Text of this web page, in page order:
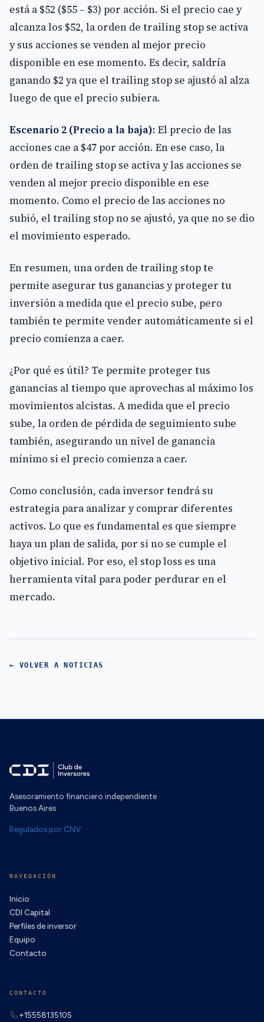
está a $52 ($55 – $3) por acción. Si el precio cae y
alcanza los $52, la orden de trailing stop se activa
y sus acciones se venden al mejor precio
disponible en ese momento. Es decir, saldría
ganando $2 ya que el trailing stop se ajustó al alza
luego de que el precio subiera.
Escenario 2 (Precio a la baja): El precio de las
acciones cae a $47 por acción. En ese caso, la
orden de trailing stop se activa y las acciones se
venden al mejor precio disponible en ese
momento. Como el precio de las acciones no
subió, el trailing stop no se ajustó, ya que no se dio
el movimiento esperado.
En resumen, una orden de trailing stop te
permite asegurar tus ganancias y proteger tu
inversión a medida que el precio sube, pero
también te permite vender automáticamente si el
precio comienza a caer.
¿Por qué es útil? Te permite proteger tus
ganancias al tiempo que aprovechas al máximo los
movimientos alcistas. A medida que el precio
sube, la orden de pérdida de seguimiento sube
también, asegurando un nivel de ganancia
mínimo si el precio comienza a caer.
Como conclusión, cada inversor tendrá su
estrategia para analizar y comprar diferentes
activos. Lo que es fundamental es que siempre
haya un plan de salida, por si no se cumple el
objetivo inicial. Por eso, el stop loss es una
herramienta vital para poder perdurar en el
mercado.
← VOLVER A NOTICIAS
Asesoramiento financiero independiente ·
Buenos Aires
Regulados por CNV
NAVEGACIÓN
Inicio
CDI Capital
Perfiles de inversor
Equipo
Contacto
CONTACTO
+15558135105